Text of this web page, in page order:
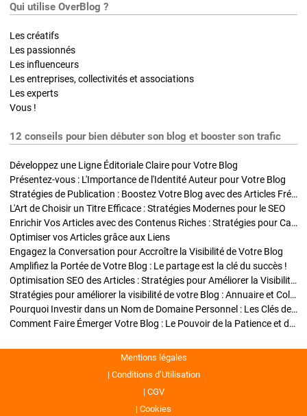
Qui utilise OverBlog ?
Les créatifs
Les passionnés
Les influenceurs
Les entreprises, collectivités et associations
Les experts
Vous !
12 conseils pour bien débuter son blog et booster son trafic
Développez une Ligne Éditoriale Claire pour Votre Blog
Présentez-vous : L'Importance de l'Identité Auteur pour Votre Blog
Stratégies de Publication : Boostez Votre Blog avec des Articles Fréquents et Exclusifs
L'Art de Choisir un Titre Efficace : Stratégies Modernes pour le SEO
Enrichir Vos Articles avec des Contenus Riches : Stratégies pour Captiver et Optimiser
Optimiser vos Articles grâce aux Liens
Engagez la Conversation pour Accroître la Visibilité de Votre Blog
Amplifiez la Portée de Votre Blog : Le partage est la clé du succès !
Optimisation SEO des Articles : Stratégies pour Améliorer la Visibilité de Votre Blog
Stratégies pour améliorer la visibilité de votre Blog : Annuaire et Collaborations
Pourquoi Investir dans un Nom de Domaine Personnel : Les Clés de la Réussite de Votre Blog
Comment Faire Émerger Votre Blog : Le Pouvoir de la Patience et de la Persévérance
Mentions légales
Conditions d’Utilisation
CGV
Cookies